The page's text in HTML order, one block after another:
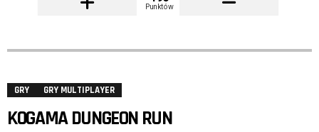
Punktów
GRY GRY MULTIPLAYER
KOGAMA DUNGEON RUN